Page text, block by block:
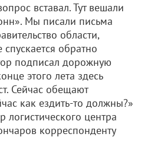
вставал. Тут вешали
Мы писали письма
области,
спускается обратно
подписал дорожную
этого лета здесь
Сейчас обещают
как ездить-то должны?»
логистического центра
корреспонденту